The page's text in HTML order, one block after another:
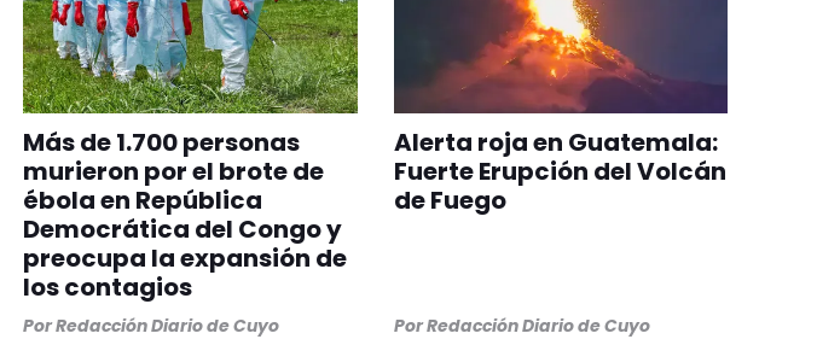
Más de 1.700 personas
murieron por el brote de
ébola en República
Democrática del Congo y
preocupa la expansión de
los contagios
PorRedacción Diario de Cuyo
Alerta roja en Guatemala:
Fuerte Erupción del Volcán
de Fuego
PorRedacción Diario de Cuyo